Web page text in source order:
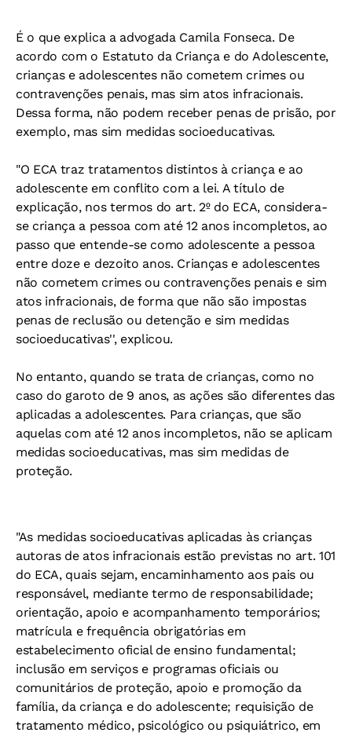
É o que explica a advogada Camila Fonseca. De
acordo com o Estatuto da Criança e do Adolescente,
crianças e adolescentes não cometem crimes ou
contravenções penais, mas sim atos infracionais.
Dessa forma, não podem receber penas de prisão, por
exemplo, mas sim medidas socioeducativas.
"O ECA traz tratamentos distintos à criança e ao
adolescente em conflito com a lei. A título de
explicação, nos termos do art. 2º do ECA, considera-
se criança a pessoa com até 12 anos incompletos, ao
passo que entende-se como adolescente a pessoa
entre doze e dezoito anos. Crianças e adolescentes
não cometem crimes ou contravenções penais e sim
atos infracionais, de forma que não são impostas
penas de reclusão ou detenção e sim medidas
socioeducativas'', explicou.
No entanto, quando se trata de crianças, como no
caso do garoto de 9 anos, as ações são diferentes das
aplicadas a adolescentes. Para crianças, que são
aquelas com até 12 anos incompletos, não se aplicam
medidas socioeducativas, mas sim medidas de
proteção.
"As medidas socioeducativas aplicadas às crianças
autoras de atos infracionais estão previstas no art. 101
do ECA, quais sejam, encaminhamento aos pais ou
responsável, mediante termo de responsabilidade;
orientação, apoio e acompanhamento temporários;
matrícula e frequência obrigatórias em
estabelecimento oficial de ensino fundamental;
inclusão em serviços e programas oficiais ou
comunitários de proteção, apoio e promoção da
família, da criança e do adolescente; requisição de
tratamento médico, psicológico ou psiquiátrico, em